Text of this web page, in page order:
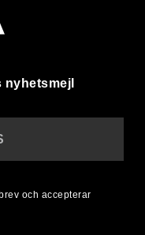
nyhetsmejl
och accepterar